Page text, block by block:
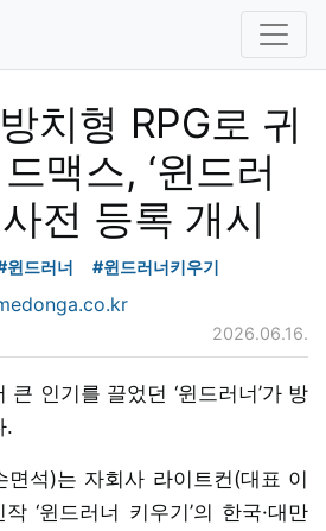
치형 RPG로 귀
맥스, ‘윈드러
전 등록 개시
윈드러너 #윈드러너키우기
2026.06.16.
큰 인기를 끌었던 ‘윈드러너’가 방
.
면석)는 자회사 라이트컨(대표 이
‘윈드러너 키우기’의 한국·대만